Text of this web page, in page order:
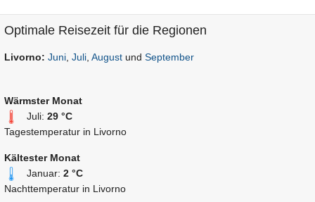
Optimale Reisezeit für die Regionen
Livorno: Juni Juli August und September
Wärmster Monat
Juli: 29 °C
Tagestemperatur in Livorno
Kältester Monat
Januar: 2 °C
Nachttemperatur in Livorno